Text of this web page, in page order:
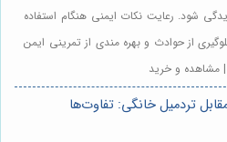
شود. رعایت نکات ایمنی هنگام استفاده
از حوادث و بهره مندی از تمرینی ایمن
مشاهده و خرید
تردمیل خانگی: تفاوت‌ها